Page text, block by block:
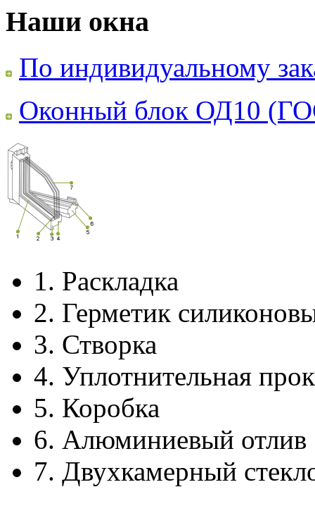
Наши окна
По индивидуальному
Оконный блок ОД10
1. Раскладка
2. Герметик
3. Створка
4. Уплотнительная
5. Коробка
6. Алюминиевый отлив
7. Двухкамерный